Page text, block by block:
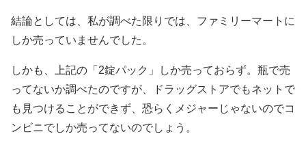
結論としては、私が調べた限りでは、ファミリーマートに
しか売っていませんでした。
しかも、上記の「2錠パック」しか売っておらず。瓶で売
ってないか調べたのですが、ドラッグストアでもネットで
も見つけることができず、恐らくメジャーじゃないのでコ
ンビニでしか売ってないのでしょう。